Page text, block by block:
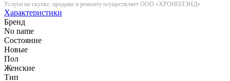
Услуги по скупке, продаже и ремонту осуществляет ООО «ХРОНОЛЭНД»
Характеристики
Бренд
No name
Состояние
Новые
Пол
Женские
Тип